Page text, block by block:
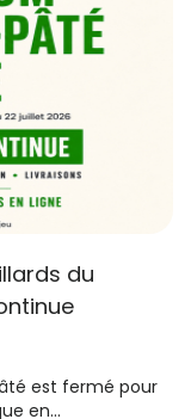
du
est fermé pour
en...